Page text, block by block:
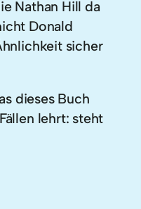
Nathan Hill da
Donald
sicher
dieses Buch
lehrt: steht